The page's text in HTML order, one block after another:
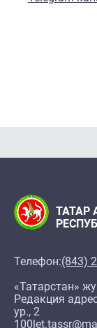
ТАТАР
Телефон:(843)
«Татарстан»
Редакция
ур., 2